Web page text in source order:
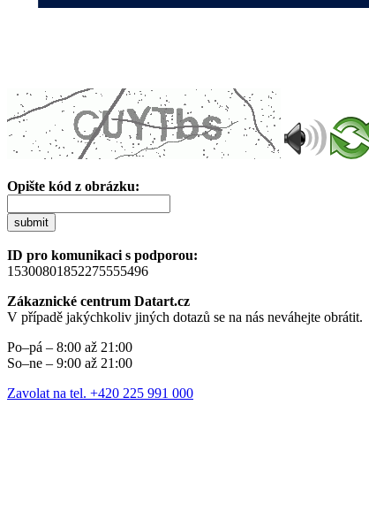
Opište kód z obrázku:
submit
ID pro komunikaci s podporou:
15300801852275555496
Zákaznické centrum Datart.cz
V případě jakýchkoliv jiných dotazů se na nás neváhejte obrátit.
Po–pá – 8:00 až 21:00
So–ne – 9:00 až 21:00
Zavolat na tel. +420 225 991 000